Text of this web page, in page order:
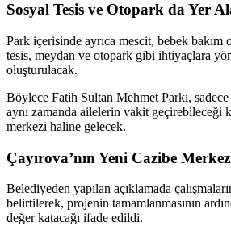
Sosyal Tesis ve Otopark da Yer
Park içerisinde ayrıca mescit, bebek bakım
tesis, meydan ve otopark gibi ihtiyaçlara
oluşturulacak.
Böylece Fatih Sultan Mehmet Parkı,
aynı zamanda ailelerin vakit geçirebileceği
merkezi haline gelecek.
Çayırova’nın Yeni Cazibe
Belediyeden yapılan açıklamada
belirtilerek, projenin tamamlanmasının
değer katacağı ifade edildi.